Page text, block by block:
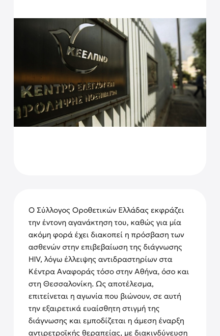
Ο Σύλλογος Οροθετικών Ελλάδας εκφράζει
την έντονη αγανάκτηση του, καθώς για μία
ακόμη φορά έχει διακοπεί η πρόσβαση των
ασθενών στην επιβεβαίωση της διάγνωσης
HIV, λόγω έλλειψης αντιδραστηρίων στα
Κέντρα Αναφοράς τόσο στην Αθήνα, όσο και
στη Θεσσαλονίκη. Ως αποτέλεσμα,
επιτείνεται η αγωνία που βιώνουν, σε αυτή
την εξαιρετικά ευαίσθητη στιγμή της
διάγνωσης και εμποδίζεται η άμεση έναρξη
αντιρετροϊκής θεραπείας, με διακινδύνευση